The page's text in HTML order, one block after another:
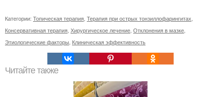
Категории: Топическая терапия Терапия при острых тонзиллофарингитах
Консервативная терапия Хирургическое лечение Отклонения в мазке
Этиологические факторы Клиническая эффективность
Читайте также